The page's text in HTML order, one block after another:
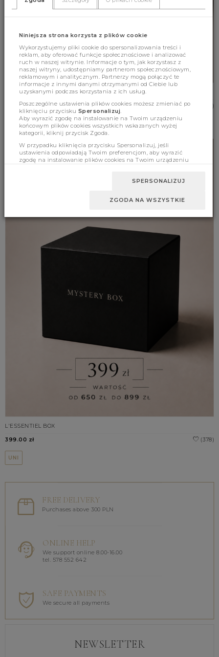
THE SIGNATURE BOX
(365)
999.00 zł
L'ESSENTIEL BOX
(378)
399.00 zł
UNI
FREE DELIVERY
Purchases above 300 PLN
ONLINE HELP
We support online 8.00-16.00
tel. 578 552 642
SAFE PAYMENTS
We secure all payments
NEWSLETTER
Niniejsza strona korzysta z plików cookie
Wykorzystujemy pliki cookie do spersonalizowania treści i
reklam, aby oferować funkcje społecznościowe i analizować
ruch w naszej witrynie. Informacje o tym, jak korzystasz z
naszej witryny, udostępniamy partnerom społecznościowym,
reklamowym i analitycznym. Partnerzy mogą połączyć te
informacje z innymi danymi otrzymanymi od Ciebie lub
uzyskanymi podczas korzystania z ich usług.
Poszczególne ustawienia plików cookies możesz zmieniać po
kliknięciu przycisku Spersonalizuj.
Aby wyrazić zgodę na instalowanie na Twoim urządzeniu
końcowym plików cookies wszystkich wskazanych wyżej
kategorii, kliknij przycisk Zgoda.
W przypadku kliknięcia przycisku Spersonalizuj, jeśli
ustawienia odpowiadają Twoim preferencjom, aby wyrazić
zgodę na instalowanie plików cookies na Twoim urządzeniu
SPERSONALIZUJ
ZGODA NA WSZYSTKIE